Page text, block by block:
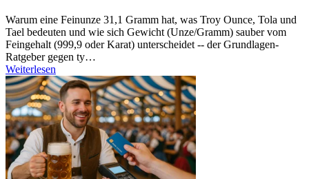
Warum eine Feinunze 31,1 Gramm hat, was Troy Ounce, Tola und
Tael bedeuten und wie sich Gewicht (Unze/Gramm) sauber vom
Feingehalt (999,9 oder Karat) unterscheidet -- der Grundlagen-
Ratgeber gegen ty…
Weiterlesen